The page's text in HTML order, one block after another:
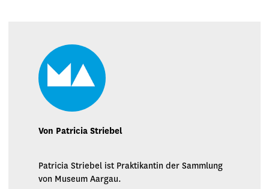
Von Patricia Striebel
Patricia Striebel ist Praktikantin der Sammlung
von Museum Aargau.